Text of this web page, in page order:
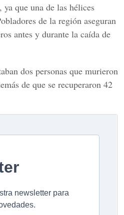
que una de las hélices
de la región aseguran
antes y durante la caída de
dos personas que murieron
de que se recuperaron 42